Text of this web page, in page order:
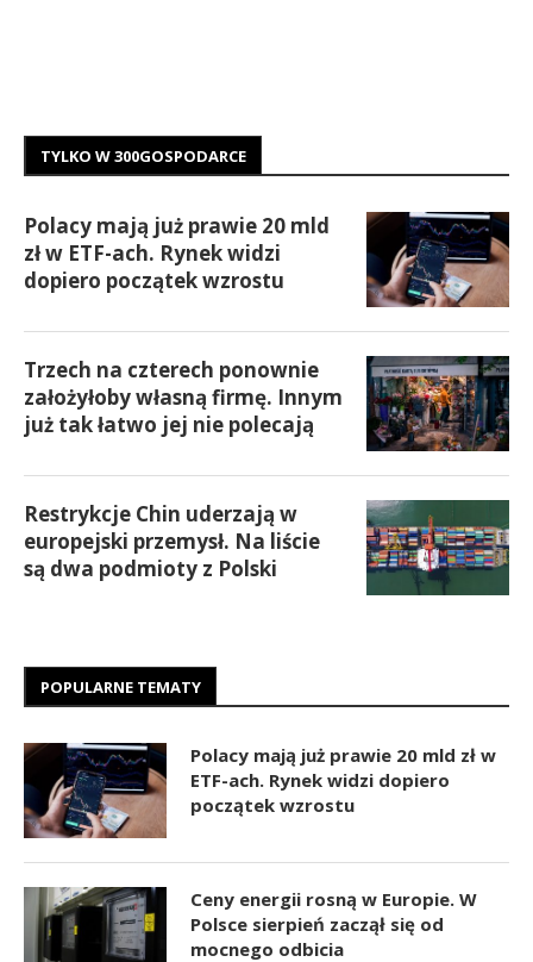
TYLKO W 300GOSPODARCE
Polacy mają już prawie 20 mld
zł w ETF-ach. Rynek widzi
dopiero początek wzrostu
Trzech na czterech ponownie
założyłoby własną firmę. Innym
już tak łatwo jej nie polecają
Restrykcje Chin uderzają w
europejski przemysł. Na liście
są dwa podmioty z Polski
POPULARNE TEMATY
Polacy mają już prawie 20 mld zł w
ETF-ach. Rynek widzi dopiero
początek wzrostu
Ceny energii rosną w Europie. W
Polsce sierpień zaczął się od
mocnego odbicia